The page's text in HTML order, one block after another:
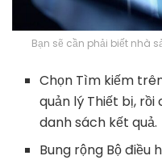
Bạn sẽ cần phải biết nhà
Chọn Tìm kiếm
quản lý Thiết bị,
danh sách kết quả.
Bung rộng Bộ điều